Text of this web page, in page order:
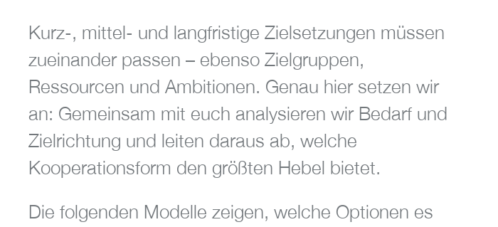
Kurz-, mittel- und langfristige Zielsetzungen müssen
zueinander passen – ebenso Zielgruppen,
Ressourcen und Ambitionen. Genau hier setzen wir
an: Gemeinsam mit euch analysieren wir Bedarf und
Zielrichtung und leiten daraus ab, welche
Kooperationsform den größten Hebel bietet.
Die folgenden Modelle zeigen, welche Optionen es